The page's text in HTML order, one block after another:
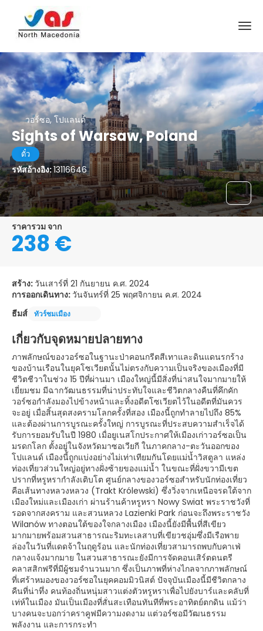
วอร์ซอ, โปแลนด์
Sights of Warsaw, Poland
ตั๋ว
รหัสอ้างอิง:13116646
ราคารวม จาก
238 €
สร้าง: วันเสาร์ที่ 21 กันยายน ค.ศ. 2024
การออกเดินทาง: วันจันทร์ที่ 25 พฤศจิกายน ค.ศ. 2024
ธีมส์
ทัวร์ชมเมือง
เกี่ยวกับจุดหมายปลายทาง
ภาพลักษณ์ของวอร์ซอในฐานะป่าคอนกรีตสีเทาและดินแดนรกร้าง
ของบ้านเรือนในยุคโซเวียตนั้นไม่ตรงกับความเป็นจริงของเมืองที่มี
ชีวิตชีวาในช่วง 15 ปีที่ผ่านมา เมืองใหญ่นี้มีสิ่งที่น่าสนใจมากมายให้
เยี่ยมชม มีฉากวัฒนธรรมที่น่าประทับใจและชีวิตกลางคืนที่คึกคัก
วอร์ซอกำลังมองไปข้างหน้าและทิ้งอดีตโซเวียตไว้ในอดีตที่มันควร
จะอยู่ เมื่อสิ้นสุดสงครามโลกครั้งที่สอง เมืองนี้ถูกทำลายไปถึง 85%
และต้องผ่านการบูรณะครั้งใหญ่ การบูรณะที่ประสบความสำเร็จได้
รับการยอมรับในปี 1980 เมื่อยูเนสโกประกาศให้เมืองเก่าวอร์ซอเป็น
มรดกโลก ตั้งอยู่ในจังหวัดมาซอเวียกี ในภาคกลาง-ตะวันออกของ
โปแลนด์ เมืองนี้ถูกแบ่งอย่างไม่เท่าเทียมกันโดยแม่น้ำวิสตูลา แหล่ง
ท่องเที่ยวส่วนใหญ่อยู่ทางฝั่งซ้ายของแม่น้ำ ในขณะที่ฝั่งขวามีเขต
ปรากที่หรูหรากำลังเติบโต ศูนย์กลางของวอร์ซอสำหรับนักท่องเที่ยว
คือเส้นทางหลวงหลวง (Trakt Królewski) ซึ่งวิ่งจากเหนือจรดใต้จาก
เมืองใหม่และเมืองเก่า ผ่านร้านค้าหรูหรา Nowy Swiat พระราชวังที่
รอดจากสงคราม และสวนหลวง Lazienki Park ก่อนจะถึงพระราชวัง
Wilanów ทางตอนใต้ของใจกลางเมือง เมืองนี้ยังมีพื้นที่สีเขียว
มากมายพร้อมสวนสาธารณะริมทะเลสาบที่เขียวชอุ่มซึ่งมีเรือพาย
ล่องในวันที่แดดจ้าในฤดูร้อน และนักท่องเที่ยวสามารถพบกับคาเฟ่
กลางแจ้งมากมาย ในสวนสาธารณะยังมีการจัดคอนเสิร์ตดนตรี
คลาสสิกฟรีที่มีผู้ชมจำนวนมาก ซึ่งเป็นภาพที่ห่างไกลจากภาพลักษณ์
ที่เศร้าหมองของวอร์ซอในยุคคอมมิวนิสต์ ปัจจุบันเมืองนี้มีชีวิตกลาง
คืนที่น่าทึ่ง คนท้องถิ่นหนุ่มสาวแต่งตัวหรูหราเพื่อไปยังบาร์และคลับที่
เท่ห์ในเมือง มันเป็นเมืองที่สั่นสะเทือนทันทีที่พระอาทิตย์ตกดิน แม้ว่า
บางคนจะบอกว่าคราคูฟมีความงดงาม แต่วอร์ซอมีวัฒนธรรม
พลังงาน และการกระทำ